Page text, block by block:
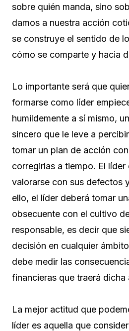
sobre quién manda, sino
damos a nuestra acción
se construye el sentido de
cómo se comparte y hacia
Lo importante será que
formarse como líder
humildemente a sí mismo,
sincero que le leve a
tomar un plan de acción
corregirlas a tiempo. El líder
valorarse con sus defectos
ello, el líder deberá tomar
obsecuente con el cultivo
responsable, es decir que
decisión en cualquier
debe medir las
financieras que traerá
La mejor actitud que
líder es aquella que